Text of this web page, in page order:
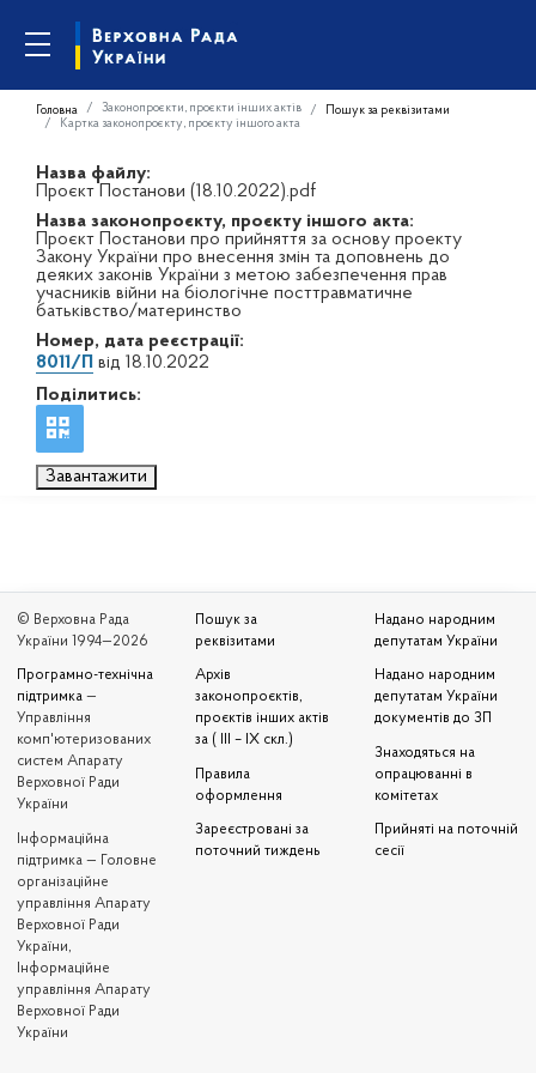
Головна Законопроєкти, проєкти інших актів
Пошук за реквізитами
Картка законопроєкту, проєкту іншого акта
Назва файлу:
Проєкт Постанови (18.10.2022).pdf
Назва законопроєкту, проєкту іншого акта:
Проєкт Постанови про прийняття за основу проекту
Закону України про внесення змін та доповнень до
деяких законів України з метою забезпечення прав
учасників війни на біологічне посттравматичне
батьківство/материнство
Номер, дата реєстрації:
8011/П від 18.10.2022
Поділитись:
Завантажити
© Верховна Рада
України 1994—2026
Програмно-технічна
підтримка —
Управління
комп'ютеризованих
систем Апарату
Верховної Ради
України
Iнформаційна
підтримка — Головне
організаційне
управління Апарату
Верховної Ради
України,
Інформаційне
управління Апарату
Верховної Ради
України
Пошук за
реквізитами
Архів
законопроєктів,
проєктів інших актів
за ( III – IX скл.)
Правила
оформлення
Зареєстровані за
поточний тиждень
Надано народним
депутатам України
Надано народним
депутатам України
документів до ЗП
Знаходяться на
опрацюванні в
комітетах
Прийняті на поточній
сесії